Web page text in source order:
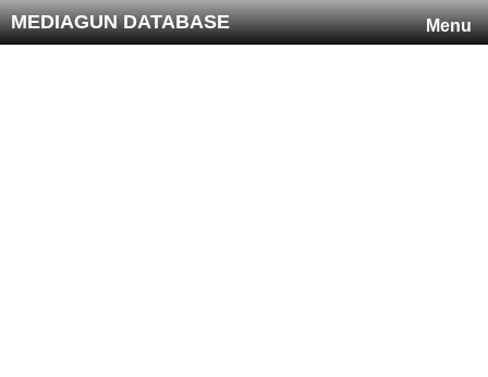
Menu
MEDIAGUN DATABASE